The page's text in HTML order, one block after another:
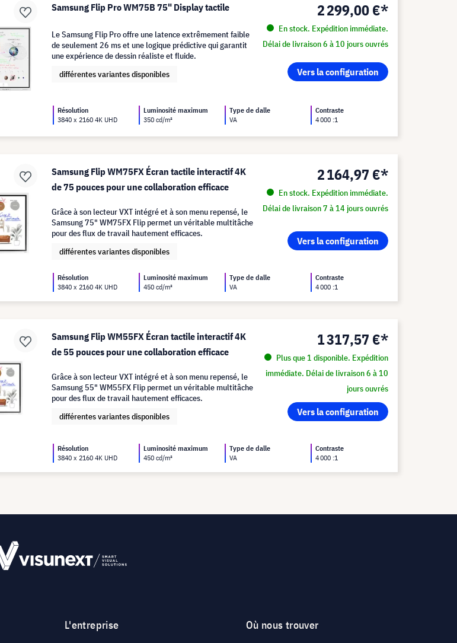
Samsung Flip Pro WM75B 75" Display tactile 2 299,00 €*
En stock. Expédition immédiate.
Délai de livraison 6 à 10 jours ouvrés
Vers la configuration
Le Samsung Flip Pro offre une latence extrêmement faible
de seulement 26 ms et une logique prédictive qui garantit
une expérience de dessin réaliste et fluide.
différentes variantes disponibles
Résolution
3840 x 2160 4K UHD
Luminosité maximum
350 cd/m²
Type de dalle
VA
Contraste
4 000 :1
Samsung Flip WM75FX Écran tactile interactif 4K
de 75 pouces pour une collaboration efficace
2 164,97 €*
En stock. Expédition immédiate.
Délai de livraison 7 à 14 jours ouvrés
Vers la configuration
Grâce à son lecteur VXT intégré et à son menu repensé, le
Samsung 75" WM75FX Flip permet un véritable multitâche
pour des flux de travail hautement efficaces.
différentes variantes disponibles
Résolution
3840 x 2160 4K UHD
Luminosité maximum
450 cd/m²
Type de dalle
VA
Contraste
4 000 :1
Samsung Flip WM55FX Écran tactile interactif 4K
de 55 pouces pour une collaboration efficace
1 317,57 €*
Plus que 1 disponible. Expédition
immédiate. Délai de livraison 6 à 10
jours ouvrés
Vers la configuration
Grâce à son lecteur VXT intégré et à son menu repensé, le
Samsung 55" WM55FX Flip permet un véritable multitâche
pour des flux de travail hautement efficaces.
différentes variantes disponibles
Résolution
3840 x 2160 4K UHD
Luminosité maximum
450 cd/m²
Type de dalle
VA
Contraste
4 000 :1
L'entreprise Où nous trouver